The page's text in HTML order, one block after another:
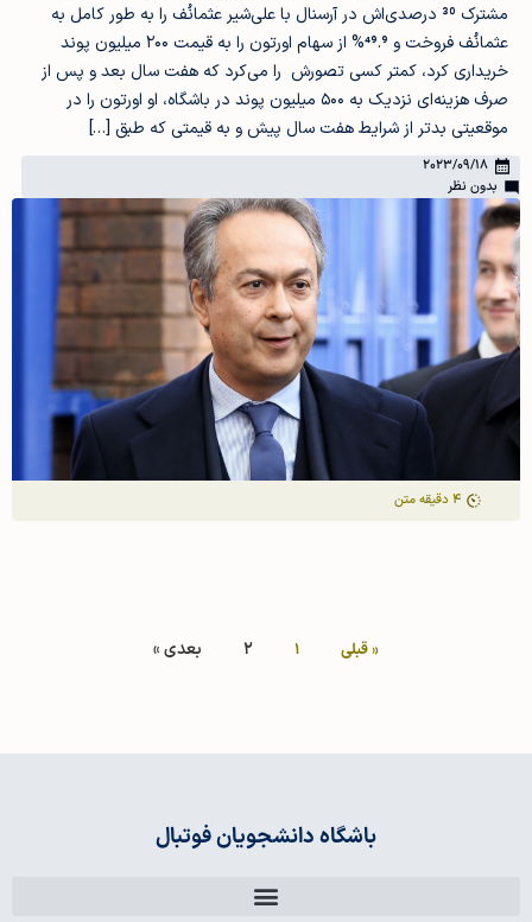
مشترک 30 درصدی‌اش در آرسنال با علی‌شیر عثمانُف را به طور کامل به
عثمانُف فروخت و 49.9% از سهام اورتون را به قیمت ۲۰۰ میلیون پوند
خریداری کرد، کمتر کسی تصورش را می‌کرد که هفت سال بعد و پس از
صرف هزینه‌ای نزدیک به ۵۰۰ میلیون پوند در باشگاه، او اورتون را در
موقعیتی بدتر از شرایط هفت سال پیش و به قیمتی که طبق […]
2023/09/18
بدون نظر
4 دقیقه متن
« قبلی 1
2 بعدی »
باشگاه دانشجویان فوتبال